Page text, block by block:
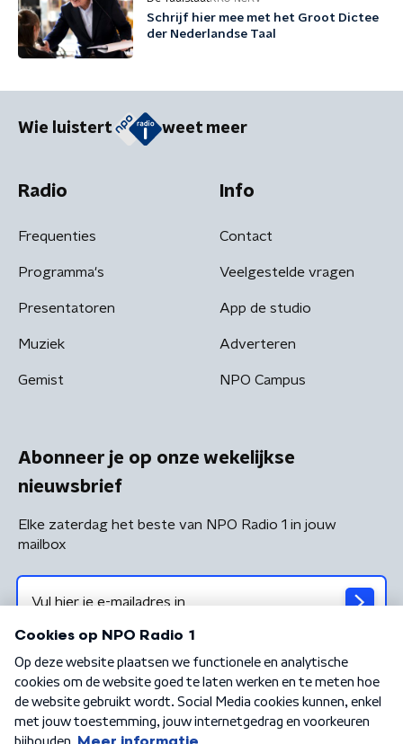
Schrijf hier mee met het Groot Dictee
der Nederlandse Taal
Wie luistert weet meer
Radio
Frequenties
Programma's
Presentatoren
Muziek
Gemist
Info
Contact
Veelgestelde vragen
App de studio
Adverteren
NPO Campus
Abonneer je op onze wekelijkse
nieuwsbrief
Elke zaterdag het beste van NPO Radio 1 in jouw
mailbox
Algemene voorwaarden